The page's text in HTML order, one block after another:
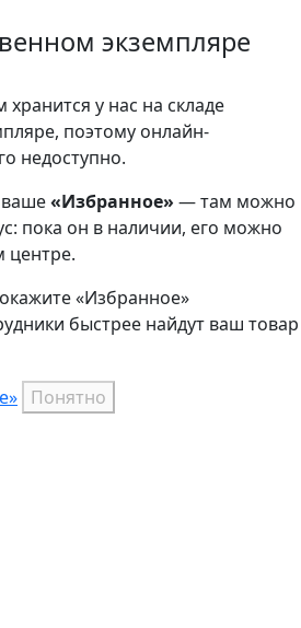
экземпляре
хранится у нас на складе
поэтому онлайн-
недоступно.
«Избранное» — там можно
пока он в наличии, его можно
центре.
«Избранное»
быстрее найдут ваш товар
Понятно